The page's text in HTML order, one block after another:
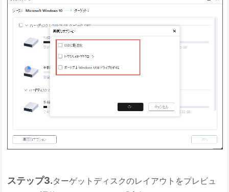
ステップ3.ターゲットディスクのレイアウトをプレビュ